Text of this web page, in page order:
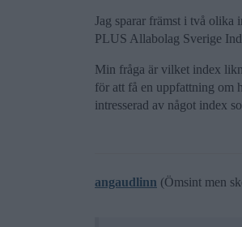
Jag sparar främst i två
PLUS Allabolag Sverige
Min fråga är vilket index
för att få en uppfattning om
intresserad av något index
angaudlinn (Ömsint men